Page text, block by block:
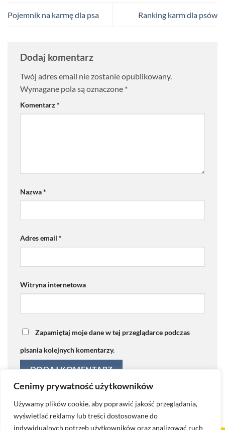
Cenimy prywatność użytkowników
Używamy plików cookie, aby poprawić jakość przeglądania,
wyświetlać reklamy lub treści dostosowane do
indywidualnych potrzeb użytkowników oraz analizować ruch
Pojemnik na karmę dla psa Ranking karm dla psów
Dodaj komentarz
Twój adres email nie zostanie opublikowany.
Wymagane pola są oznaczone *
Komentarz*
Nazwa*
Adres email *
Witryna internetowa
Zapamiętaj moje dane w tej przeglądarce podczas
pisania kolejnych komentarzy.